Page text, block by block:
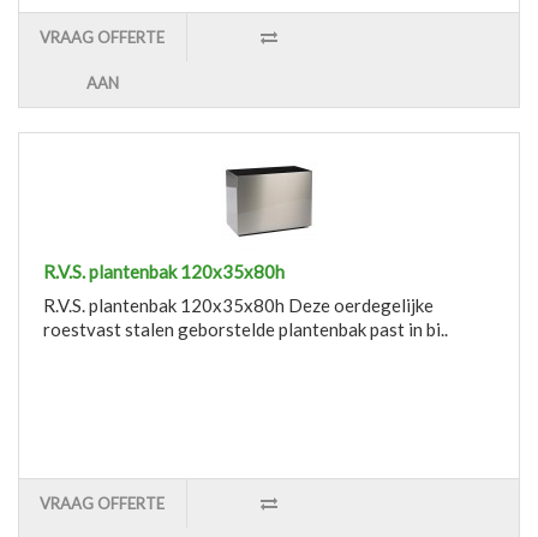
VRAAG OFFERTE
AAN
R.V.S. plantenbak 120x35x80h
R.V.S. plantenbak 120x35x80h Deze oerdegelijke
roestvast stalen geborstelde plantenbak past in bi..
VRAAG OFFERTE